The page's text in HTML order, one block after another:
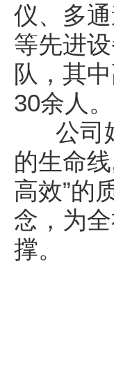
仪、多
等先进
队，其
30余人。
公司始
的生命
高效”的
念，为
撑。